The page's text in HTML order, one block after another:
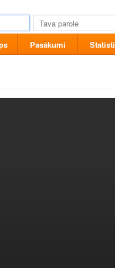
Pasākumi